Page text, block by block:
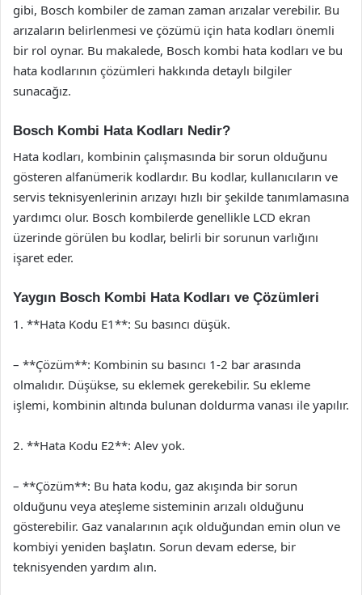
gibi, Bosch kombiler de zaman zaman arızalar verebilir. Bu
arızaların belirlenmesi ve çözümü için hata kodları önemli
bir rol oynar. Bu makalede, Bosch kombi hata kodları ve bu
hata kodlarının çözümleri hakkında detaylı bilgiler
sunacağız.
Bosch Kombi Hata Kodları Nedir?
Hata kodları, kombinin çalışmasında bir sorun olduğunu
gösteren alfanümerik kodlardır. Bu kodlar, kullanıcıların ve
servis teknisyenlerinin arızayı hızlı bir şekilde tanımlamasına
yardımcı olur. Bosch kombilerde genellikle LCD ekran
üzerinde görülen bu kodlar, belirli bir sorunun varlığını
işaret eder.
Yaygın Bosch Kombi Hata Kodları ve Çözümleri
1. **Hata Kodu E1**: Su basıncı düşük.
– **Çözüm**: Kombinin su basıncı 1-2 bar arasında
olmalıdır. Düşükse, su eklemek gerekebilir. Su ekleme
işlemi, kombinin altında bulunan doldurma vanası ile yapılır.
2. **Hata Kodu E2**: Alev yok.
– **Çözüm**: Bu hata kodu, gaz akışında bir sorun
olduğunu veya ateşleme sisteminin arızalı olduğunu
gösterebilir. Gaz vanalarının açık olduğundan emin olun ve
kombiyi yeniden başlatın. Sorun devam ederse, bir
teknisyenden yardım alın.